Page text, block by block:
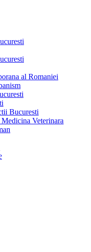
al Romaniei
Bucuresti
Veterinara